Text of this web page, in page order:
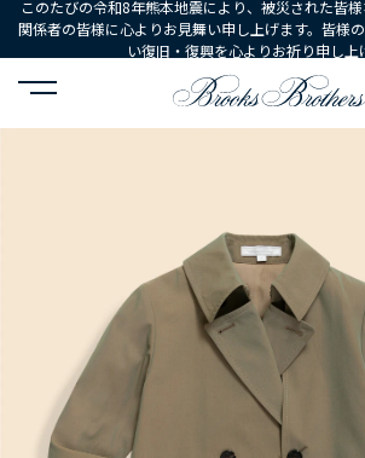
このたびの令和8年熊本地震により、被災された皆
関係者の皆様に心よりお見舞い申し上げます。皆様
い復旧・復興を心よりお祈り申し上
HOME ウェア アウターウェア